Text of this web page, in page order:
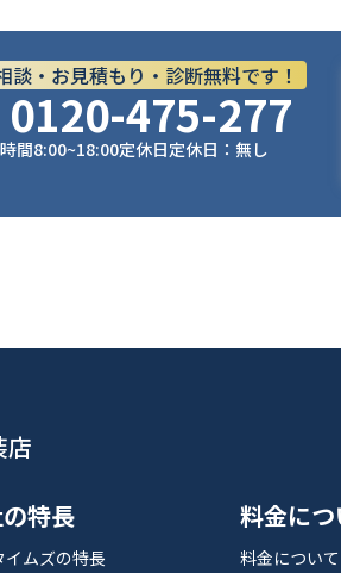
談・お見積もり・診断無料です！
0120-475-277
間8:00~18:00定休日定休日：無し
店
特長
イムズの特長
料金に
料金について